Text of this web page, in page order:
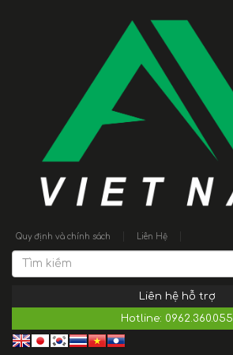
Quy định và chính sách Liên Hệ
Liên hệ hỗ trợ
Hotline: 0962.360.055